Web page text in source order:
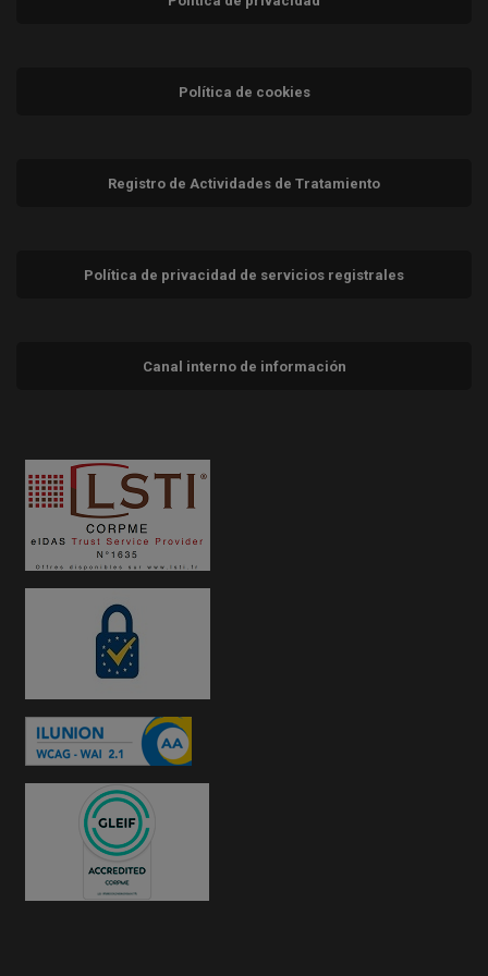
Política de cookies
Registro de Actividades de Tratamiento
Política de privacidad de servicios registrales
Canal interno de información